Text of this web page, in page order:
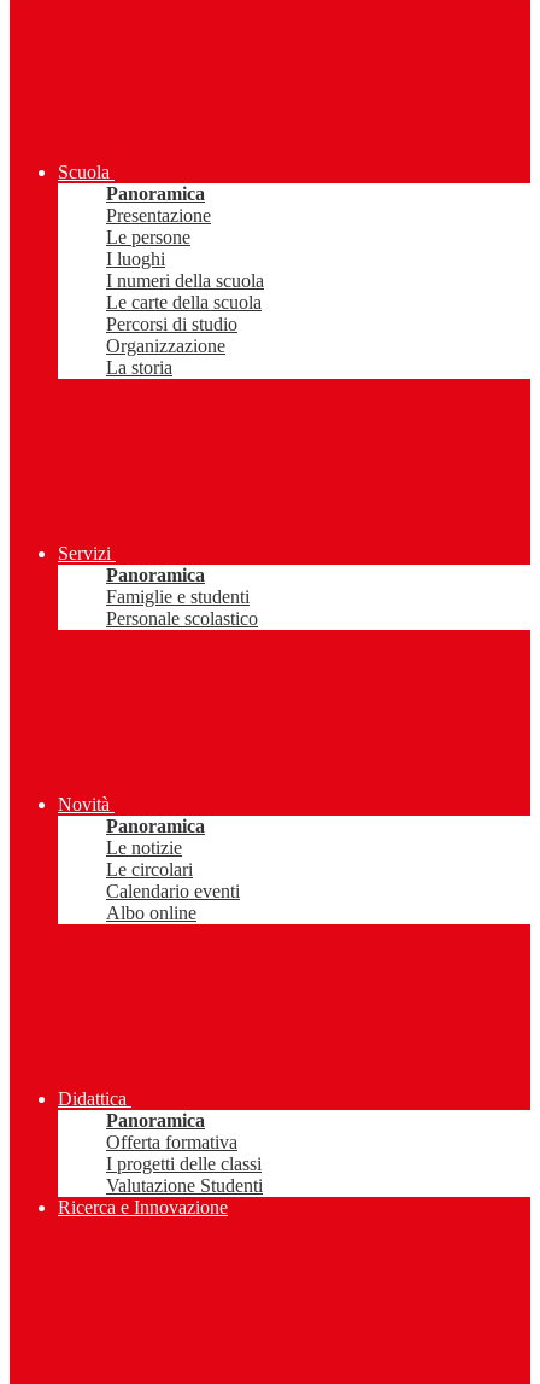
Scuola
Panoramica
Presentazione
Le persone
I luoghi
I numeri della scuola
Le carte della scuola
Percorsi di studio
Organizzazione
La storia
Servizi
Panoramica
Famiglie e studenti
Personale scolastico
Novità
Panoramica
Le notizie
Le circolari
Calendario eventi
Albo online
Didattica
Panoramica
Offerta formativa
I progetti delle classi
Valutazione Studenti
Ricerca e Innovazione